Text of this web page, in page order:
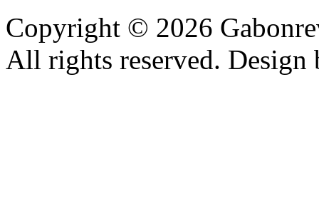
Copyright © 2026
All rights reserved.